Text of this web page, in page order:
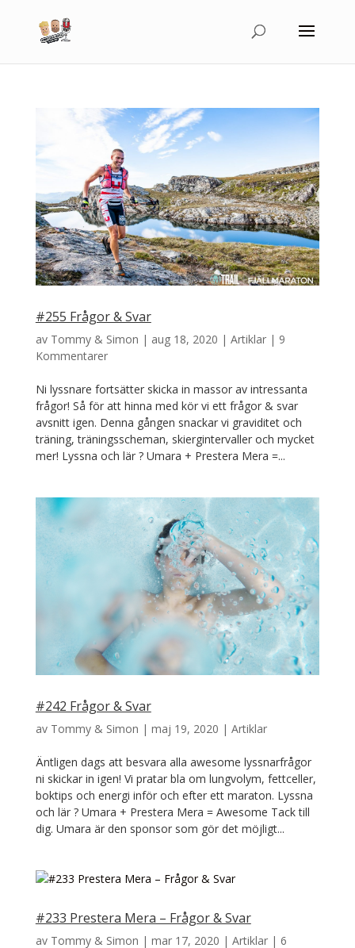
#255 Frågor & Svar
av Tommy & Simon | aug 18, 2020 | Artiklar| 9
Kommentarer
Ni lyssnare fortsätter skicka in massor av intressanta
frågor! Så för att hinna med kör vi ett frågor & svar
avsnitt igen. Denna gången snackar vi graviditet och
träning, träningsscheman, skiergintervaller och mycket
mer! Lyssna och lär ? Umara + Prestera Mera =...
#242 Frågor & Svar
av Tommy & Simon | maj 19, 2020 | Artiklar
Äntligen dags att besvara alla awesome lyssnarfrågor
ni skickar in igen! Vi pratar bla om lungvolym, fettceller,
boktips och energi inför och efter ett maraton. Lyssna
och lär ? Umara + Prestera Mera = Awesome Tack till
dig. Umara är den sponsor som gör det möjligt...
#233 Prestera Mera – Frågor & Svar
av Tommy & Simon | mar 17, 2020 | Artiklar| 6